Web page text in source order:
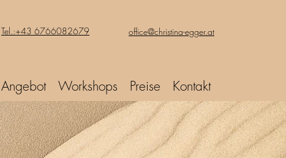
Tel.:+43 6766082679 office@christina-egger.at
Angebot Workshops Preise Kontakt